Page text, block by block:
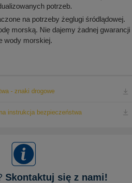
potrzeb.
na potrzeby żeglugi śródlądowej.
morską. Nie dajemy żadnej gwarancji
wody morskiej.
- znaki drogowe
instrukcja bezpieczeństwa
Skontaktuj się z nami!